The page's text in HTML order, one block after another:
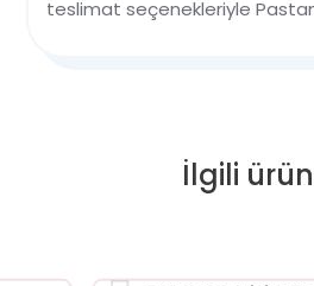
teslimat seçenekleriyle
İlgili